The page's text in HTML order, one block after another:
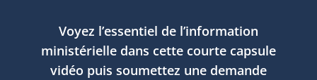
Voyez l’essentiel de l’information
ministérielle dans cette courte capsule
vidéo puis soumettez une demande